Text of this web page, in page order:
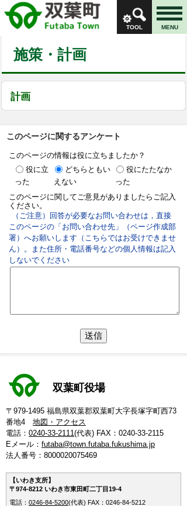
TOOL MENU
施策・計画
計画
このページに関するアンケート
このページの情報は役に立ちましたか？
役に立
った
どちらともい
えない
役にたたなか
った
このページに関してご意見がありましたらご記入
ください。
（ご注意）回答が必要なお問い合わせは，直接
このページの「お問い合わせ先」（ページ作成部
署）へお願いします（こちらではお受けできませ
ん）。また住所・電話番号などの個人情報は記入
しないでください
双葉町役場
〒979-1495 福島県双葉郡双葉町大字長塚字町西73
番地4 地図・アクセス
電話： 0240-33-2111(代表) FAX：0240-33-2115
Eメール： futaba@town.futaba.fukushima.jp
法人番号：8000020075469
【いわき支所】
〒974-8212 いわき市東田町二丁目19-4
電話： 0246-84-5200(代表) FAX：0246-84-5212